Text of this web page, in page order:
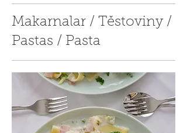
Makarnalar / Těstoviny /
Pastas / Pasta